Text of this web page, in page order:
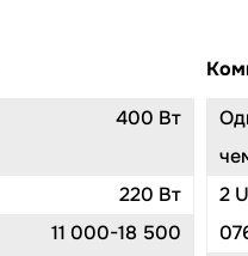
400 Вт
220 Вт
11 000-18 500
2